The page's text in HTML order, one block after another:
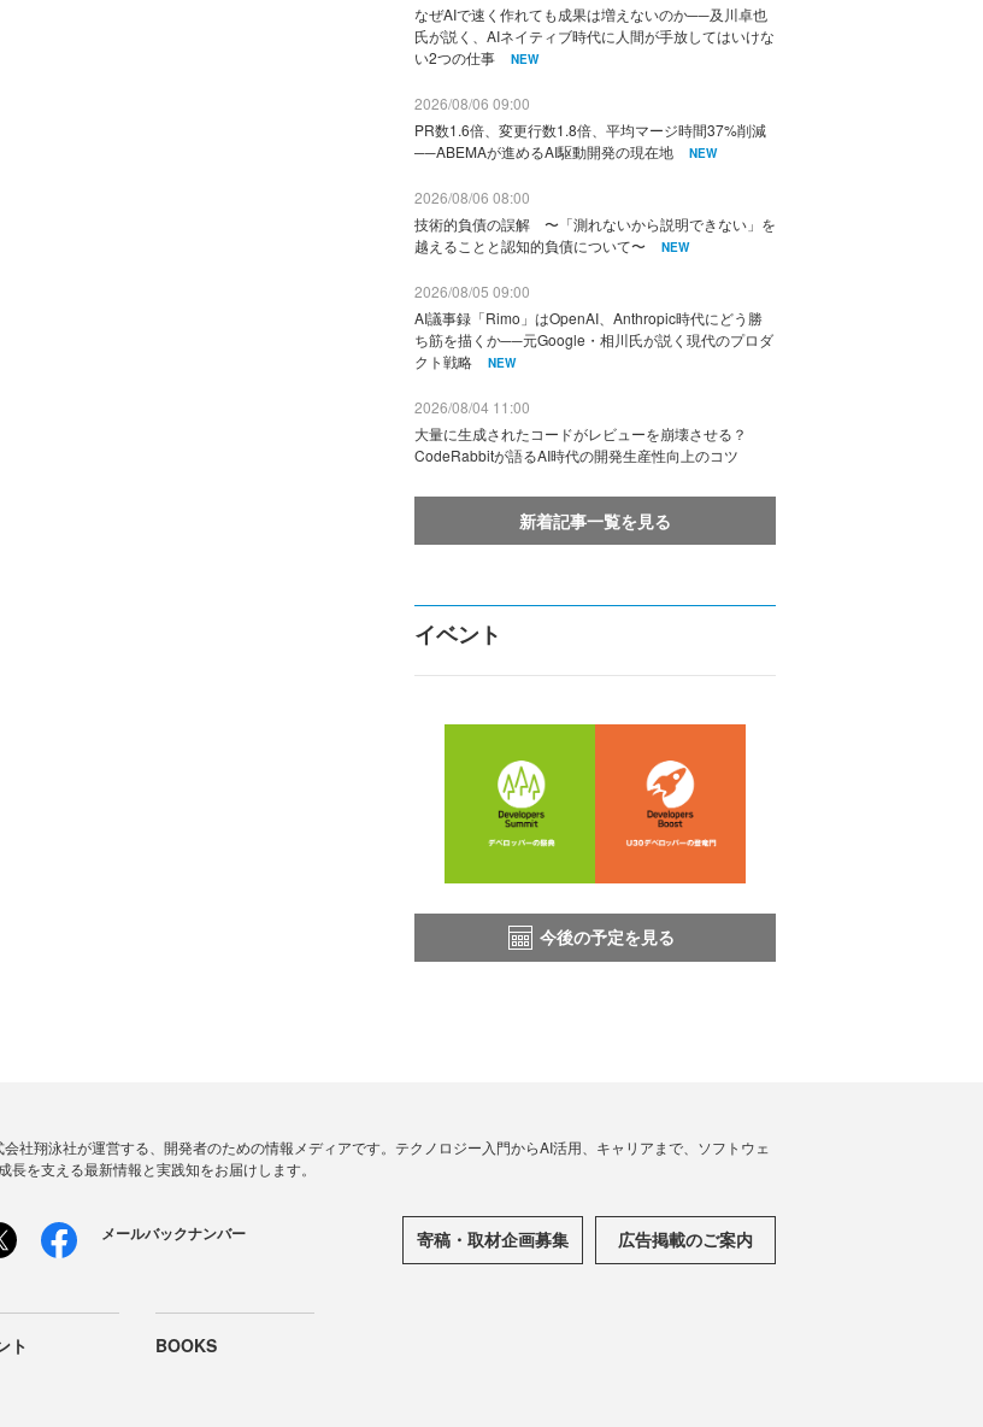
なぜAIで速く作れても成果は増えないのか──及川卓也
氏が説く、AIネイティブ時代に人間が手放してはいけな
い2つの仕事
NEW
2026/08/06 09:00
PR数1.6倍、変更行数1.8倍、平均マージ時間37%削減
──ABEMAが進めるAI駆動開発の現在地
NEW
2026/08/06 08:00
技術的負債の誤解 〜「測れないから説明できない」を
越えることと認知的負債について〜
NEW
2026/08/05 09:00
AI議事録「Rimo」はOpenAI、Anthropic時代にどう勝
ち筋を描くか──元Google・相川氏が説く現代のプロダ
クト戦略
NEW
2026/08/04 11:00
大量に生成されたコードがレビューを崩壊させる？
CodeRabbitが語るAI時代の開発生産性向上のコツ
新着記事一覧を見る
イベント
今後の予定を見る
社翔泳社が運営する、開発者のための情報メディアです。テクノロジー入門からAI活用、キャリアまで、ソフトウェ
を支える最新情報と実践知をお届けします。
メールバックナンバー 寄稿・取材企画募集 広告掲載のご案内
ト BOOKS